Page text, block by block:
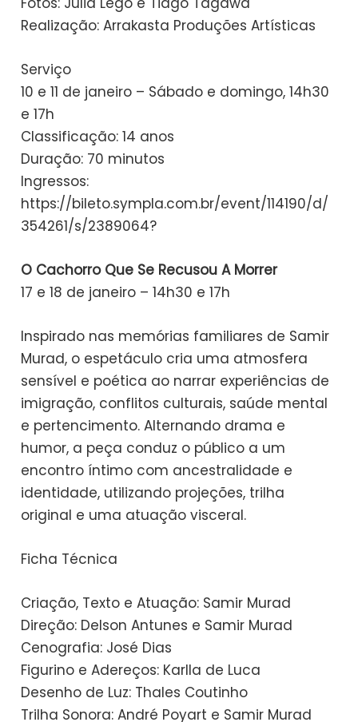
Realização: Arrakasta Produções Artísticas
Serviço
10 e 11 de janeiro – Sábado e domingo, 14h30
e 17h
Classificação: 14 anos
Duração: 70 minutos
Ingressos:
https://bileto.sympla.com.br/event/114190/d/
354261/s/2389064?
O Cachorro Que Se Recusou A Morrer
17 e 18 de janeiro – 14h30 e 17h
Inspirado nas memórias familiares de Samir
Murad, o espetáculo cria uma atmosfera
sensível e poética ao narrar experiências de
imigração, conflitos culturais, saúde mental
e pertencimento. Alternando drama e
humor, a peça conduz o público a um
encontro íntimo com ancestralidade e
identidade, utilizando projeções, trilha
original e uma atuação visceral.
Ficha Técnica
Criação, Texto e Atuação: Samir Murad
Direção: Delson Antunes e Samir Murad
Cenografia: José Dias
Figurino e Adereços: Karlla de Luca
Desenho de Luz: Thales Coutinho
Trilha Sonora: André Poyart e Samir Murad